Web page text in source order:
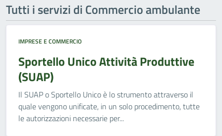
Tutti i servizi di Commercio ambulante
IMPRESE E COMMERCIO
Sportello Unico Attività Produttive
(SUAP)
Il SUAP o Sportello Unico è lo strumento attraverso il
quale vengono unificate, in un solo procedimento, tutte
le autorizzazioni necessarie per...